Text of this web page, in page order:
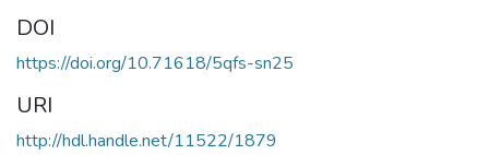
DOI
https://doi.org/10.71618/5qfs-sn25
URI
http://hdl.handle.net/11522/1879